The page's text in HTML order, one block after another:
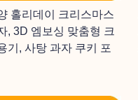
홀리데이 크리스마스
, 3D 엠보싱 맞춤형 크
기, 사탕 과자 쿠키 포